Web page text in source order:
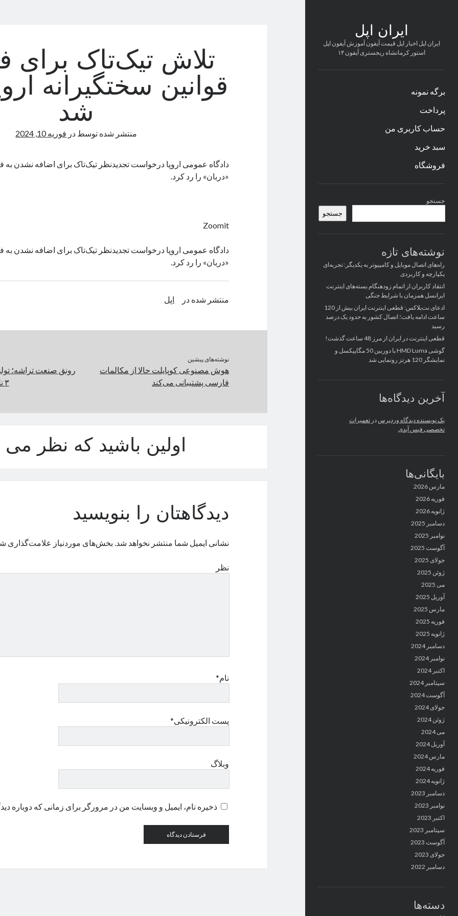
ایران اپل
ایران اپل اخبار اپل قیمت آیفون آموزش آیفون اپل
استور کرمانشاه ریجستری آیفون ۱۴
برگه نمونه
پرداخت
حساب کاربری من
سبد خرید
فروشگاه
کناری
جستجو
جستجو
نوشته‌های تازه
راه‌های اتصال موبایل و کامپیوتر به یکدیگر: تجربه‌ای
یکپارچه و کاربردی
انتقاد کاربران از اتمام زودهنگام بسته‌های اینترنت
ایرانسل همزمان با شرایط جنگی
ادعای نت‌بلاکس: قطعی اینترنت ایران بیش از 120
ساعت ادامه یافت؛ اتصال کشور به حدود یک درصد
رسید
قطعی اینترنت در ایران از مرز 48 ساعت گذشت!
گوشی HMD Luma با دوربین 50 مگاپیکسل و
نمایشگر 120 هرتز رونمایی شد
آخرین دیدگاه‌ها
یک نویسنده دیدگاه وردپرس در تعمیرات
تخصصی فیس آیدی
بایگانی‌ها
مارس 2026
فوریه 2026
ژانویه 2026
دسامبر 2025
نوامبر 2025
آگوست 2025
جولای 2025
ژوئن 2025
می 2025
آوریل 2025
مارس 2025
فوریه 2025
ژانویه 2025
دسامبر 2024
نوامبر 2024
اکتبر 2024
سپتامبر 2024
آگوست 2024
جولای 2024
ژوئن 2024
می 2024
آوریل 2024
مارس 2024
فوریه 2024
ژانویه 2024
دسامبر 2023
نوامبر 2023
اکتبر 2023
سپتامبر 2023
آگوست 2023
جولای 2023
دسامبر 2022
دسته‌ها
تلاش تیک‌تاک برای
قوانین سختگیرانه
شد
منتشر شده توسط در فوریه 10, 2024
دادگاه عمومی اروپا درخواست تجدیدنظر تیک‌تاک برای اضافه‌ نشدن
«دربان» را رد کرد.
Zoomit
دادگاه عمومی اروپا درخواست تجدیدنظر تیک‌تاک برای اضافه‌ نشدن
«دربان» را رد کرد.
منتشر شده در اپل
نوشته‌های پیشین
هوش مصنوعی کوپایلت حالا از مکالمات
فارسی پشتیبانی می‌کند
رونق صنعت تراشه؛
۳ نانومتری افزایش می‌یابد
اولین باشید که نظر می
دیدگاهتان را بنویسید
نشانی ایمیل شما منتشر نخواهد شد. بخش‌های موردنیاز علامت‌گذاری
نظر
نام*
پست الکترونیکی*
وبلاگ
ذخیره نام، ایمیل و وبسایت من در مرورگر برای زمانی که دوباره